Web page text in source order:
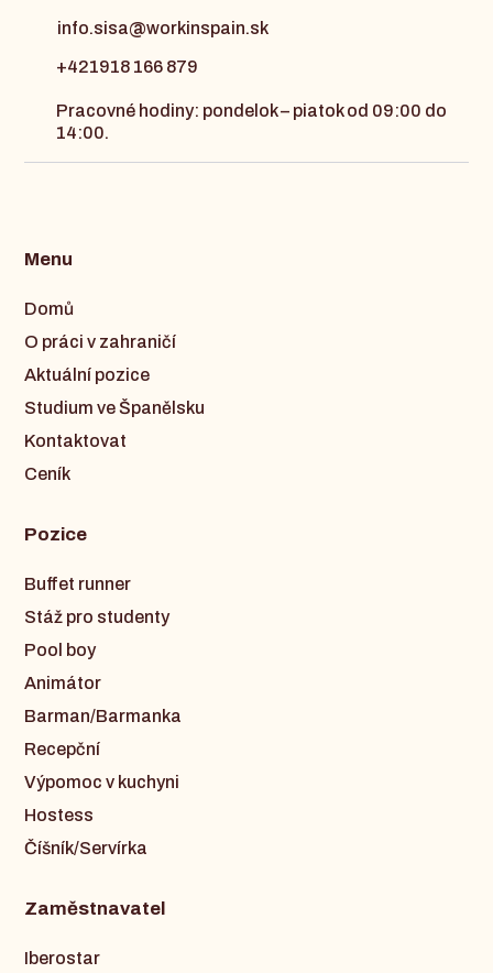
info.sisa@workinspain.sk
+421918 166 879
Pracovné hodiny: pondelok – piatok od 09:00 do
14:00.
Menu
Domů
O práci v zahraničí
Aktuální pozice
Studium ve Španělsku
Kontaktovat
Ceník
Pozice
Buffet runner
Stáž pro studenty
Pool boy
Animátor
Barman/Barmanka
Recepční
Výpomoc v kuchyni
Hostess
Číšník/Servírka
Zaměstnavatel
Iberostar